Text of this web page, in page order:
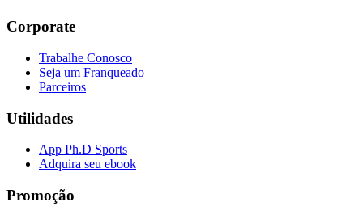
Corporate
Trabalhe Conosco
Seja um Franqueado
Parceiros
Utilidades
App Ph.D Sports
Adquira seu ebook
Promoção